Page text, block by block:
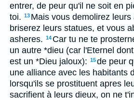
entrer, de peur qu'il ne soit en
toi. 13 Mais vous demolirez
briserez leurs statues, et vous
asheres. 14 Car tu ne te
un autre *dieu (car l'Eternel
est un *Dieu jaloux): 15de peur
une alliance avec les habitants
lorsqu'ils se prostituent apres
sacrifient à leurs dieux, on ne